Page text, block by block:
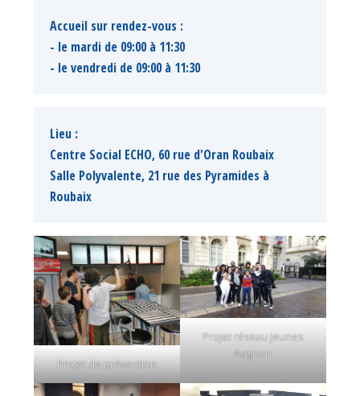
Accueil sur rendez-vous :
- le mardi de 09:00 à 11:30
- le vendredi de 09:00 à 11:30
Lieu :
Centre Social ECHO, 60 rue d'Oran Roubaix
Salle Polyvalente, 21 rue des Pyramides à
Roubaix
Projet de prévention
Projet réseau jeunes
Avignon